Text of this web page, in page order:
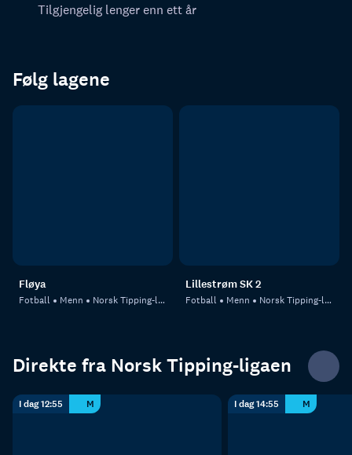
Tilgjengelig lenger enn ett år
Følg lagene
Fløya
Fotball Menn Norsk Tipping-ligaen
Lillestrøm SK 2
Fotball Menn Norsk Tipping-ligaen
Direkte fra Norsk Tipping-ligaen
I dag 12:55 M I dag 14:55 M